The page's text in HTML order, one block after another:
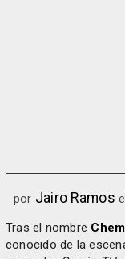
por Jairo Ramos
Tras el nombre
conocido de la